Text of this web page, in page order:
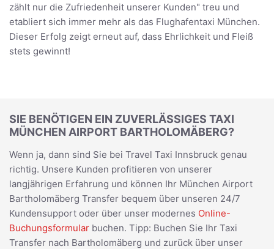
zählt nur die Zufriedenheit unserer Kunden" treu und
etabliert sich immer mehr als das Flughafentaxi München.
Dieser Erfolg zeigt erneut auf, dass Ehrlichkeit und Fleiß
stets gewinnt!
SIE BENÖTIGEN EIN ZUVERLÄSSIGES TAXI
MÜNCHEN AIRPORT BARTHOLOMÄBERG?
Wenn ja, dann sind Sie bei Travel Taxi Innsbruck genau
richtig. Unsere Kunden profitieren von unserer
langjährigen Erfahrung und können Ihr München Airport
Bartholomäberg Transfer bequem über unseren 24/7
Kundensupport oder über unser modernes Online-
Buchungsformular buchen. Tipp: Buchen Sie Ihr Taxi
Transfer nach Bartholomäberg und zurück über unser